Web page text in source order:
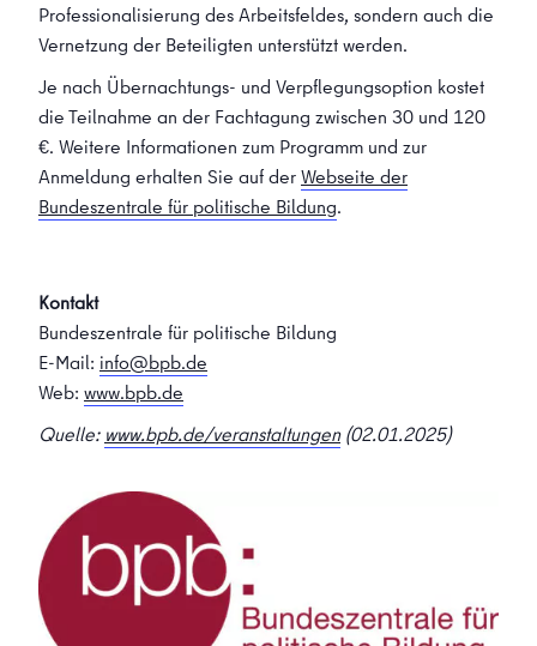
Professionalisierung des Arbeitsfeldes, sondern auch die
Vernetzung der Beteiligten unterstützt werden.
Je nach Übernachtungs- und Verpflegungsoption kostet
die Teilnahme an der Fachtagung zwischen 30 und 120
€. Weitere Informationen zum Programm und zur
Anmeldung erhalten Sie auf derWebseite der
Bundeszentrale für politische Bildung.
Kontakt
Bundeszentrale für politische Bildung
E-Mail: info@bpb.de
Web: www.bpb.de
Quelle: www.bpb.de/veranstaltungen(02.01.2025)